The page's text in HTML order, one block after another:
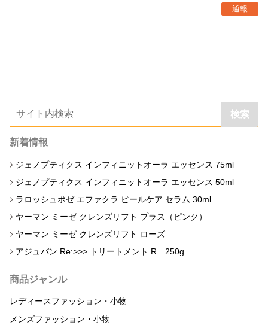
通報
検索
新着情報
ジェノプティクス インフィニットオーラ エッセンス 75ml
ジェノプティクス インフィニットオーラ エッセンス 50ml
ラロッシュポゼ エファクラ ピールケア セラム 30ml
ヤーマン ミーゼ クレンズリフト プラス（ピンク）
ヤーマン ミーゼ クレンズリフト ローズ
アジュバン Re:>>> トリートメント R 250g
商品ジャンル
レディースファッション・小物
メンズファッション・小物